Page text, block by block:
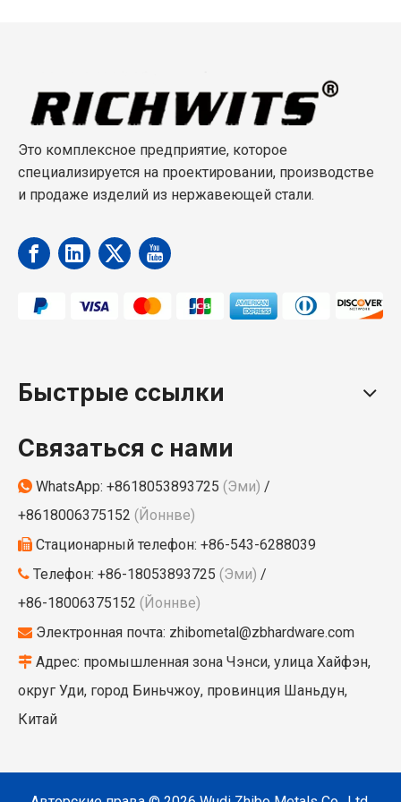
стали
316
для
лодок
Это комплексное предприятие, которое
специализируется на проектировании, производстве
и продаже изделий из нержавеющей стали.
Быстрые ссылки
Связаться с нами
 WhatsApp: +8618053893725 (Эми) /
+8618006375152 (Йоннве)
 Стационарный телефон: +86-543-6288039
 Телефон: +86-18053893725 (Эми) /
+86-18006375152 (Йоннве)
 Электронная почта: zhibometal@zbhardware.com
 Адрес: промышленная зона Чэнси, улица Хайфэн,
округ Уди, город Биньчжоу, провинция Шаньдун,
Китай